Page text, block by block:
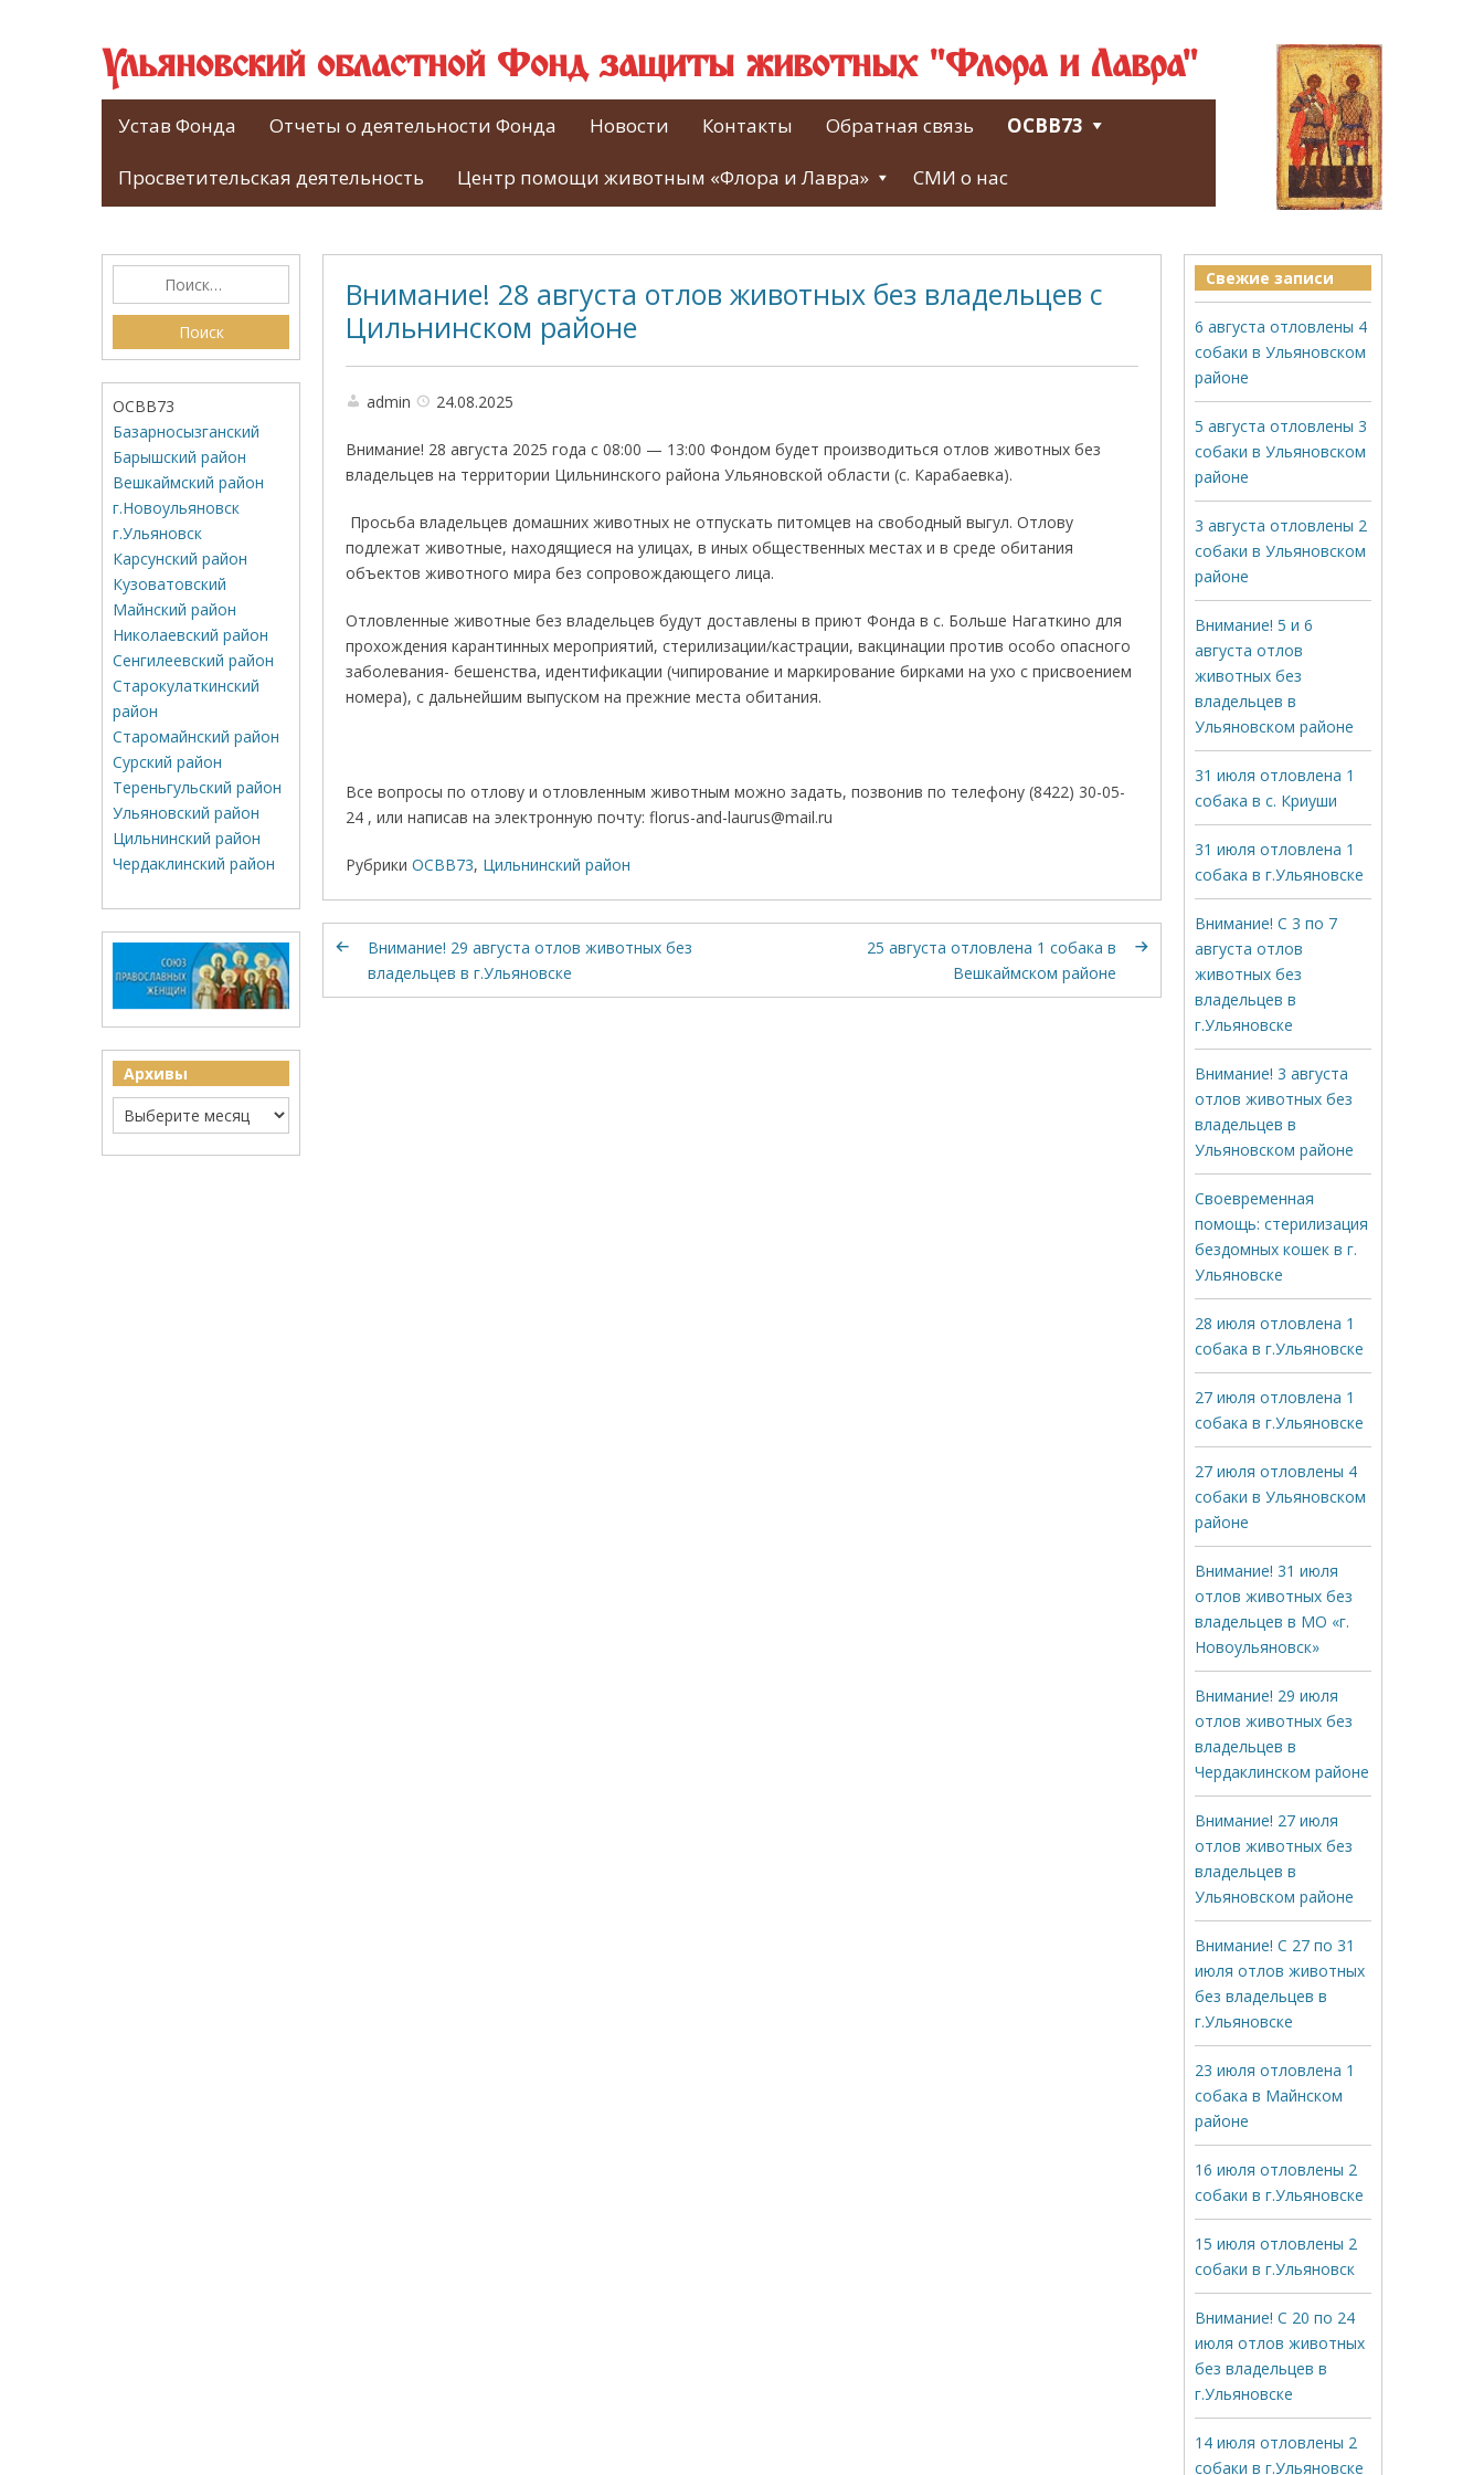
Ульяновский областной Фонд защиты животных "Флора и Лавра"
Устав Фонда Отчеты о деятельности Фонда Новости Контакты Обратная связь ОСВВ73
Просветительская деятельность Центр помощи животным «Флора и Лавра» СМИ о нас
Внимание! 28 августа отлов животных без владельцев с
Цильнинском районе
admin 24.08.2025
Внимание! 28 августа 2025 года с 08:00 — 13:00 Фондом будет производиться отлов животных без
владельцев на территории Цильнинского района Ульяновской области (с. Карабаевка).
Просьба владельцев домашних животных не отпускать питомцев на свободный выгул. Отлову
подлежат животные, находящиеся на улицах, в иных общественных местах и в среде обитания
объектов животного мира без сопровождающего лица.
Отловленные животные без владельцев будут доставлены в приют Фонда в с. Больше Нагаткино для
прохождения карантинных мероприятий, стерилизации/кастрации, вакцинации против особо опасного
заболевания- бешенства, идентификации (чипирование и маркирование бирками на ухо с присвоением
номера), с дальнейшим выпуском на прежние места обитания.
Все вопросы по отлову и отловленным животным можно задать, позвонив по телефону (8422) 30-05-
24 , или написав на электронную почту: florus-and-laurus@mail.ru
Рубрики ОСВВ73, Цильнинский район
Внимание! 29 августа отлов животных без
владельцев в г.Ульяновске
25 августа отловлена 1 собака в
Вешкаймском районе
ОСВВ73
Базарносызганский
Барышский район
Вешкаймский район
г.Новоульяновск
г.Ульяновск
Карсунский район
Кузоватовский
Майнский район
Николаевский район
Сенгилеевский район
Старокулаткинский
район
Старомайнский район
Сурский район
Тереньгульский район
Ульяновский район
Цильнинский район
Чердаклинский район
Архивы
Свежие записи
6 августа отловлены 4
собаки в Ульяновском
районе
5 августа отловлены 3
собаки в Ульяновском
районе
3 августа отловлены 2
собаки в Ульяновском
районе
Внимание! 5 и 6
августа отлов
животных без
владельцев в
Ульяновском районе
31 июля отловлена 1
собака в с. Криуши
31 июля отловлена 1
собака в г.Ульяновске
Внимание! С 3 по 7
августа отлов
животных без
владельцев в
г.Ульяновске
Внимание! 3 августа
отлов животных без
владельцев в
Ульяновском районе
Своевременная
помощь: стерилизация
бездомных кошек в г.
Ульяновске
28 июля отловлена 1
собака в г.Ульяновске
27 июля отловлена 1
собака в г.Ульяновске
27 июля отловлены 4
собаки в Ульяновском
районе
Внимание! 31 июля
отлов животных без
владельцев в МО «г.
Новоульяновск»
Внимание! 29 июля
отлов животных без
владельцев в
Чердаклинском районе
Внимание! 27 июля
отлов животных без
владельцев в
Ульяновском районе
Внимание! С 27 по 31
июля отлов животных
без владельцев в
г.Ульяновске
23 июля отловлена 1
собака в Майнском
районе
16 июля отловлены 2
собаки в г.Ульяновске
15 июля отловлены 2
собаки в г.Ульяновск
Внимание! С 20 по 24
июля отлов животных
без владельцев в
г.Ульяновске
14 июля отловлены 2
собаки в г.Ульяновске